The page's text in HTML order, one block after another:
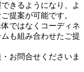
きるようになり、よ
提案が可能です。
ではなくコーディネ
も組み合わせたご提
お問合せくださいま